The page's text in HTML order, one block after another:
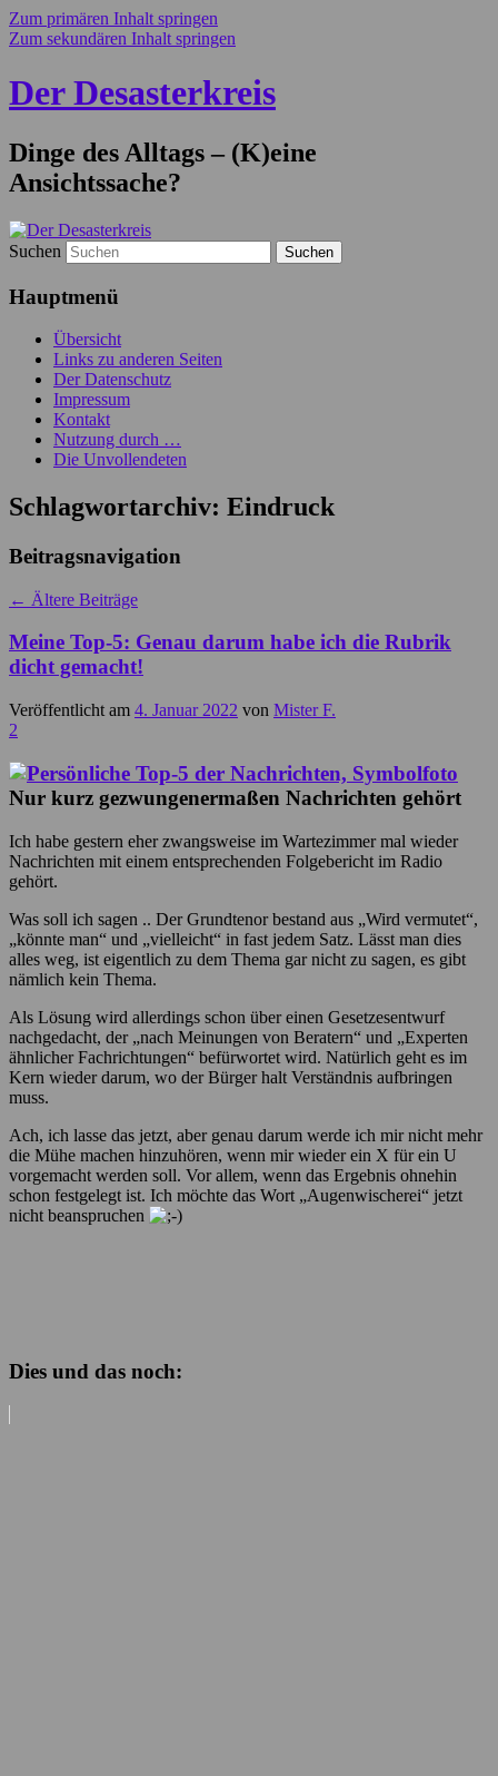
Zum primären Inhalt springen
Zum sekundären Inhalt springen
Der Desasterkreis
Dinge des Alltags – (K)eine
Ansichtssache?
Suchen
Hauptmenü
Übersicht
Links zu anderen Seiten
Der Datenschutz
Impressum
Kontakt
Nutzung durch …
Die Unvollendeten
Schlagwortarchiv: Eindruck
Beitragsnavigation
← Ältere Beiträge
Meine Top-5: Genau darum habe ich die Rubrik
dicht gemacht!
Veröffentlicht am 4. Januar 2022 von Mister F.
2
Nur kurz gezwungenermaßen Nachrichten gehört
Ich habe gestern eher zwangsweise im Wartezimmer mal wieder
Nachrichten mit einem entsprechenden Folgebericht im Radio
gehört.
Was soll ich sagen .. Der Grundtenor bestand aus „Wird vermutet“,
„könnte man“ und „vielleicht“ in fast jedem Satz. Lässt man dies
alles weg, ist eigentlich zu dem Thema gar nicht zu sagen, es gibt
nämlich kein Thema.
Als Lösung wird allerdings schon über einen Gesetzesentwurf
nachgedacht, der „nach Meinungen von Beratern“ und „Experten
ähnlicher Fachrichtungen“ befürwortet wird. Natürlich geht es im
Kern wieder darum, wo der Bürger halt Verständnis aufbringen
muss.
Ach, ich lasse das jetzt, aber genau darum werde ich mir nicht mehr
die Mühe machen hinzuhören, wenn mir wieder ein X für ein U
vorgemacht werden soll. Vor allem, wenn das Ergebnis ohnehin
schon festgelegt ist. Ich möchte das Wort „Augenwischerei“ jetzt
nicht beanspruchen
Dies und das noch: